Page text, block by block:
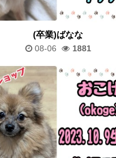
(卒業)ばなな
08-06 1881